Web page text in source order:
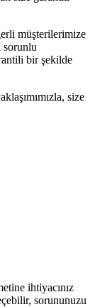
müşterilerimize
sorunlu
bir şekilde
size
ihtiyacınız
sorununuzu